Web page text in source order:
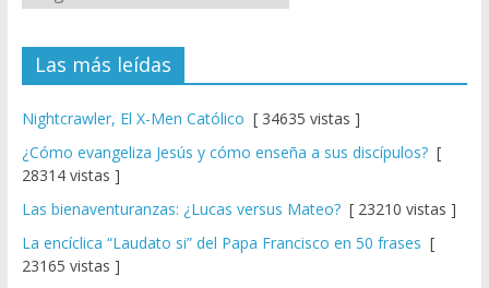
Las más leídas
Nightcrawler, El X-Men Católico [ 34635 vistas ]
¿Cómo evangeliza Jesús y cómo enseña a sus discípulos?[
28314 vistas ]
Las bienaventuranzas: ¿Lucas versus Mateo?[ 23210 vistas ]
La encíclica “Laudato si” del Papa Francisco en 50 frases [
23165 vistas ]